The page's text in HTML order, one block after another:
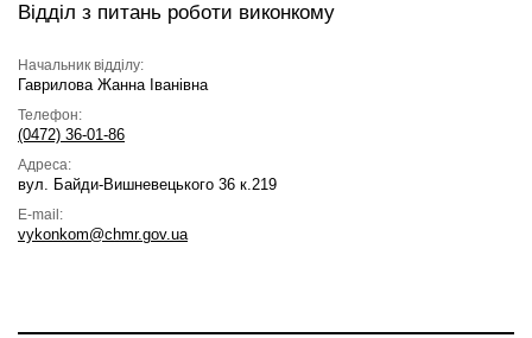
Відділ з питань роботи виконкому
Начальник відділу:
Гаврилова Жанна Іванівна
Телефон:
(0472) 36-01-86
Адреса:
вул. Байди-Вишневецького 36 к.219
E-mail:
vykonkom@chmr.gov.ua